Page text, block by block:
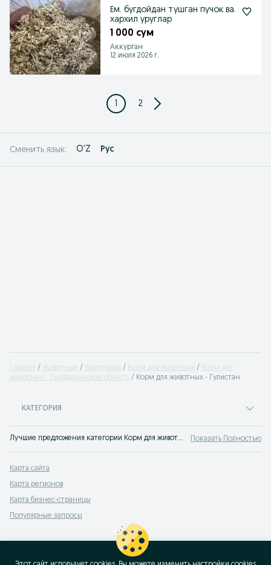
Ем. бугдойдан тушган пучок ва.
хархил уруглар
1 000 сум
Аккурган
12 июля 2026 г.
1 2
Сменить язык: O'Z Рус
Главная Животные Зоотовары Корм для животных
Корм для
животных - Сырдарьинская область
Корм для животных - Гулистан
КАТЕГОРИЯ
Лучшие предложения категории Корм для животных Гулистан. Большой выбор товаров и услуг по выгодным ценам на OLX! Множество предложений на OLX.uz! Показать Полностью
Карта сайта
Карта регионов
Карта бизнес-страницы
Популярные запросы